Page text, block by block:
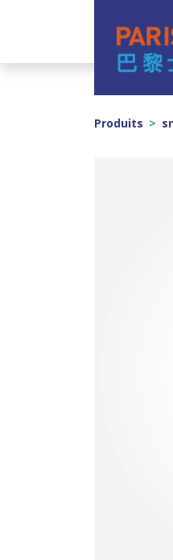
Navigation
Produits >